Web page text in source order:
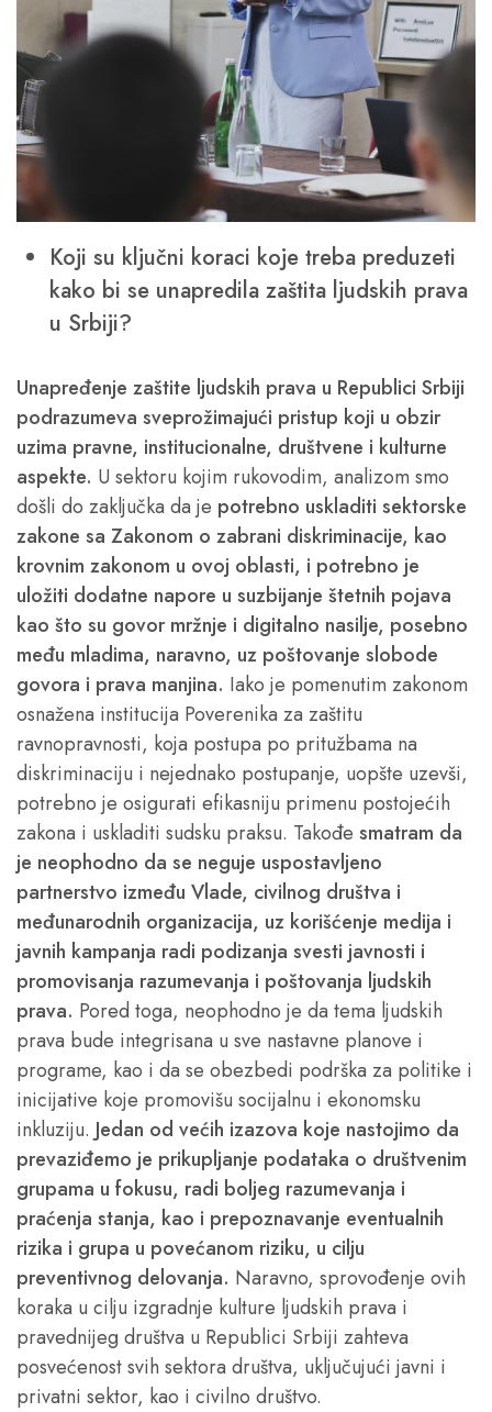
Koji su ključni koraci koje treba preduzeti
kako bi se unapredila zaštita ljudskih prava
u Srbiji?
Unapređenje zaštite ljudskih prava u Republici Srbiji
podrazumeva sveprožimajući pristup koji u obzir
uzima pravne, institucionalne, društvene i kulturne
aspekte. U sektoru kojim rukovodim, analizom smo
došli do zaključka da je potrebno uskladiti sektorske
zakone sa Zakonom o zabrani diskriminacije, kao
krovnim zakonom u ovoj oblasti, i potrebno je
uložiti dodatne napore u suzbijanje štetnih pojava
kao što su govor mržnje i digitalno nasilje, posebno
među mladima, naravno, uz poštovanje slobode
govora i prava manjina. Iako je pomenutim zakonom
osnažena institucija Poverenika za zaštitu
ravnopravnosti, koja postupa po pritužbama na
diskriminaciju i nejednako postupanje, uopšte uzevši,
potrebno je osigurati efikasniju primenu postojećih
zakona i uskladiti sudsku praksu. Takođe smatram da
je neophodno da se neguje uspostavljeno
partnerstvo između Vlade, civilnog društva i
međunarodnih organizacija, uz korišćenje medija i
javnih kampanja radi podizanja svesti javnosti i
promovisanja razumevanja i poštovanja ljudskih
prava. Pored toga, neophodno je da tema ljudskih
prava bude integrisana u sve nastavne planove i
programe, kao i da se obezbedi podrška za politike i
inicijative koje promovišu socijalnu i ekonomsku
inkluziju. Jedan od većih izazova koje nastojimo da
prevaziđemo je prikupljanje podataka o društvenim
grupama u fokusu, radi boljeg razumevanja i
praćenja stanja, kao i prepoznavanje eventualnih
rizika i grupa u povećanom riziku, u cilju
preventivnog delovanja. Naravno, sprovođenje ovih
koraka u cilju izgradnje kulture ljudskih prava i
pravednijeg društva u Republici Srbiji zahteva
posvećenost svih sektora društva, uključujući javni i
privatni sektor, kao i civilno društvo.